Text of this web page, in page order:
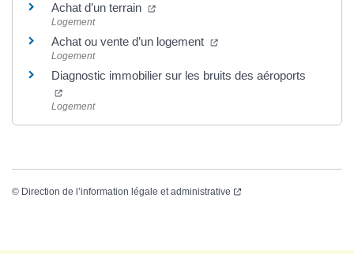
Achat d’un terrain
Logement
Achat ou vente d’un logement
Logement
Diagnostic immobilier sur les bruits des aéroports
Logement
© Direction de l’information légale et administrative